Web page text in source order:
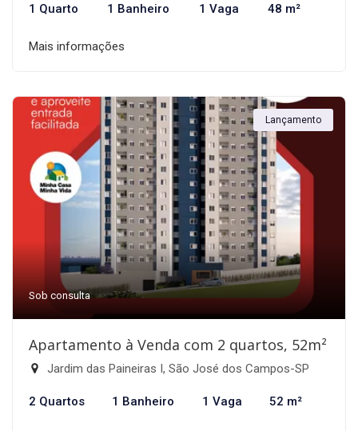
1 Quarto 1 Banheiro 1 Vaga 48 m²
Mais informações
Lançamento
Sob consulta
Apartamento à Venda com 2 quartos, 52m²
Jardim das Paineiras I, São José dos Campos-SP
2 Quartos 1 Banheiro 1 Vaga 52 m²